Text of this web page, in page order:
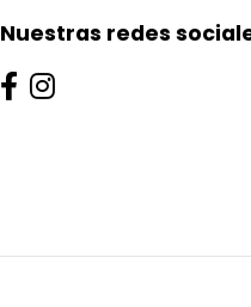
Nuestras redes